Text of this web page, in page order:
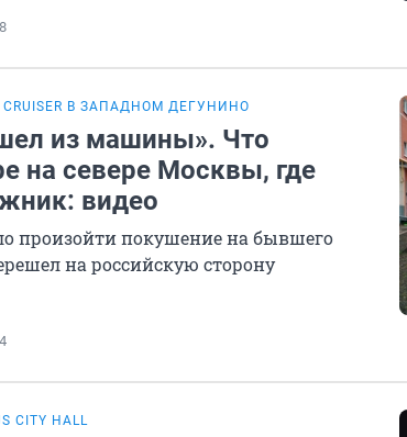
8
CRUISER В ЗАПАДНОМ ДЕГУНИНО
из машины». Что
на севере Москвы, где
видео
произойти покушение на бывшего
на российскую сторону
4
CITY HALL